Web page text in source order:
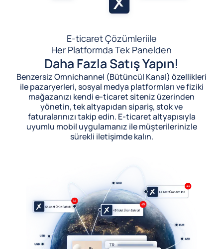
E-ticaret Çözümleriile
Her Platformda Tek Panelden
Daha Fazla Satış Yapın!
Benzersiz Omnichannel (Bütüncül Kanal) özellikleri
ile pazaryerleri, sosyal medya platformları ve fiziki
mağazanızı kendi e-ticaret siteniz üzerinden
yönetin, tek altyapıdan sipariş, stok ve
faturalarınızı takip edin. E-ticaret altyapısıyla
uyumlu mobil uygulamanız ile müşterilerinizle
sürekli iletişimde kalın.